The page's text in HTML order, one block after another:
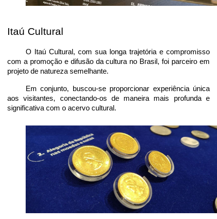
Itaú Cultural
O Itaú Cultural, com sua longa trajetória e compromisso
com a promoção e difusão da cultura no Brasil, foi parceiro em
projeto de natureza semelhante.
Em conjunto, buscou-se proporcionar experiência única
aos visitantes, conectando-os de maneira mais profunda e
significativa com o acervo cultural.